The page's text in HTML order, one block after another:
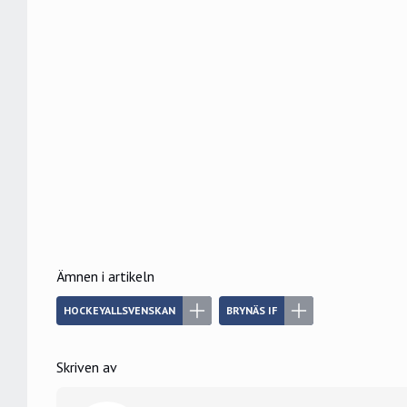
Ämnen i artikeln
HOCKEYALLSVENSKAN BRYNÄS IF
Skriven av